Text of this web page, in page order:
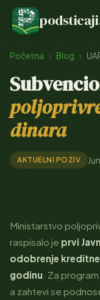
podsticaji
Početna › Blog ›
dinara
AKTUELNI POZIV
Ministarstvo
raspisalo je prvi
odobrenje
godinu . Za
a zahtevi se